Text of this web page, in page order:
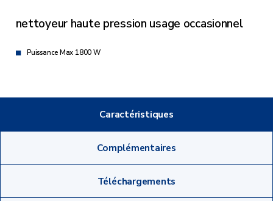
nettoyeur haute pression usage occasionnel
Puissance Max 1800 W
Caractéristiques
Complémentaires
Téléchargements